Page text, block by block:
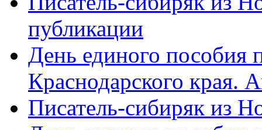
публикации
День единого пособия
Краснодарского края.
Писатель-сибиряк из